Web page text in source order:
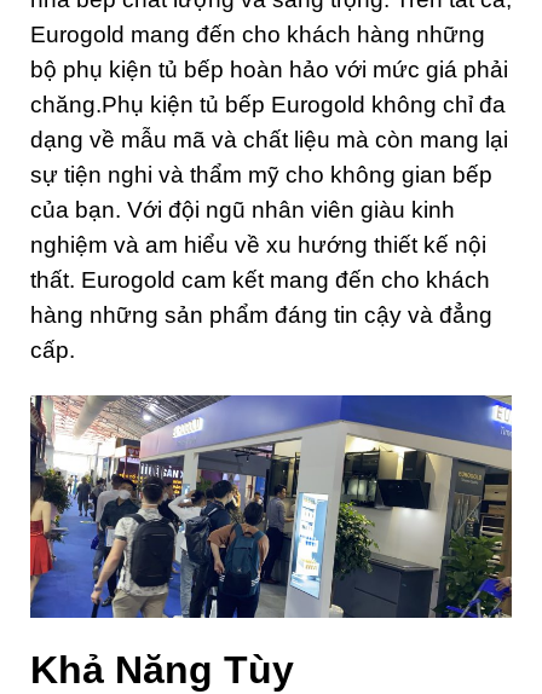
Eurogold mang đến cho khách hàng những
bộ phụ kiện tủ bếp hoàn hảo với mức giá phải
chăng.Phụ kiện tủ bếp Eurogold không chỉ đa
dạng về mẫu mã và chất liệu mà còn mang lại
sự tiện nghi và thẩm mỹ cho không gian bếp
của bạn. Với đội ngũ nhân viên giàu kinh
nghiệm và am hiểu về xu hướng thiết kế nội
thất. Eurogold cam kết mang đến cho khách
hàng những sản phẩm đáng tin cậy và đẳng
cấp.
Khả Năng Tùy